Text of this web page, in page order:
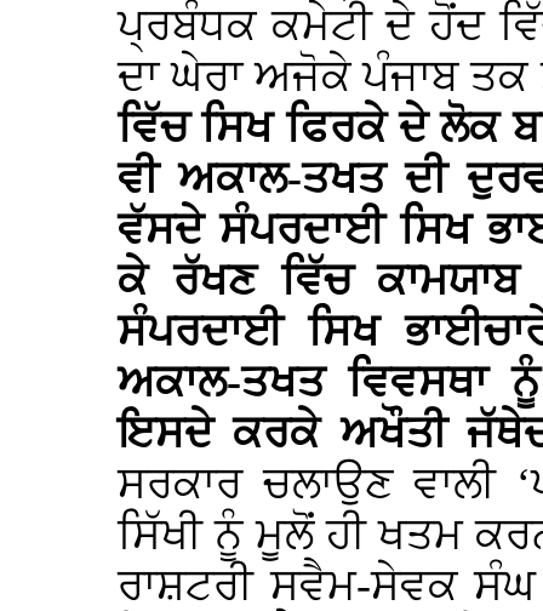
ਪ੍ਰਬੰਧਕ ਕਮੇਟੀ ਦੇ ਹੋਂਦ
ਦਾ ਘੇਰਾ ਅਜੋਕੇ ਪੰਜਾਬ
ਵਿੱਚ ਸਿਖ ਫਿਰਕੇ ਦੇ ਲੋਕ
ਵੀ ਅਕਾਲ-ਤਖਤ ਦੀ
ਵੱਸਦੇ ਸੰਪਰਦਾਈ ਸਿਖ
ਕੇ ਰੱਖਣ ਵਿੱਚ
ਸੰਪਰਦਾਈ ਸਿਖ
ਅਕਾਲ-ਤਖਤ ਵਿਵਸਥਾ
ਇਸਦੇ ਕਰਕੇ ਅਖੌਤੀ
ਸਰਕਾਰ ਚਲਾਉਣ ਵਾਲੀ
ਸਿੱਖੀ ਨੂੰ ਮੂਲੋਂ ਹੀ ਖਤਮ
ਰਾਸ਼ਟਰੀ ਸਵੈਮ-ਸੇਵਕ